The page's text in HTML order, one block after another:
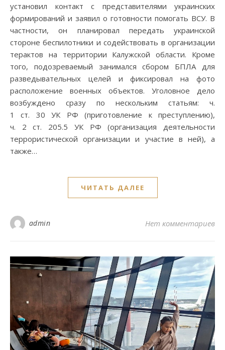
установил контакт с представителями украинских
формирований и заявил о готовности помогать ВСУ. В
частности, он планировал передать украинской
стороне беспилотники и содействовать в организации
терактов на территории Калужской области. Кроме
того, подозреваемый занимался сбором БПЛА для
разведывательных целей и фиксировал на фото
расположение военных объектов. Уголовное дело
возбуждено сразу по нескольким статьям: ч.
1 ст. 30 УК РФ (приготовление к преступлению),
ч. 2 ст. 205.5 УК РФ (организация деятельности
террористической организации и участие в ней), а
также…
ЧИТАТЬ ДАЛЕЕ
admin Нет комментариев